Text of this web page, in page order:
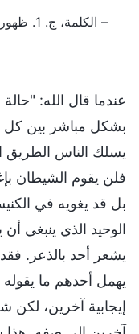
–
عندما قال الله:
بشكل مباشر بين كل
يسلك الناس الطريق
فلن يقوم الشيطان
بل قد يغويه في
الوحيد الذي ينبغي
يشعر أحد بالذعر.
يهمل أحدهم ما يقوله
إيجابية آخرين،